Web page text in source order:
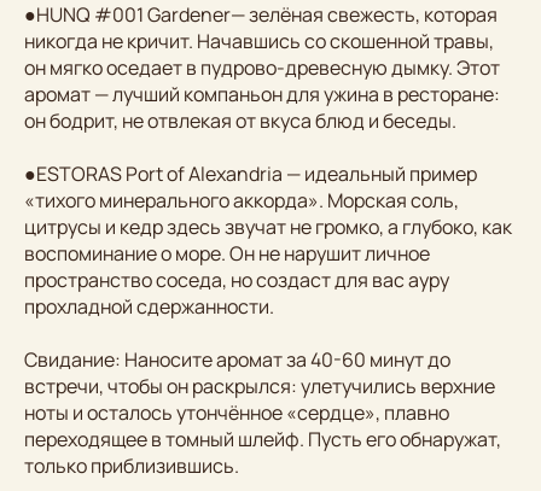
●HUNQ #001 Gardener— зелёная свежесть, которая
никогда не кричит. Начавшись со скошенной травы,
он мягко оседает в пудрово-древесную дымку. Этот
аромат — лучший компаньон для ужина в ресторане:
он бодрит, не отвлекая от вкуса блюд и беседы.
●ESTORAS Port of Alexandria — идеальный пример
«тихого минерального аккорда». Морская соль,
цитрусы и кедр здесь звучат не громко, а глубоко, как
воспоминание о море. Он не нарушит личное
пространство соседа, но создаст для вас ауру
прохладной сдержанности.
Свидание: Наносите аромат за 40-60 минут до
встречи, чтобы он раскрылся: улетучились верхние
ноты и осталось утончённое «сердце», плавно
переходящее в томный шлейф. Пусть его обнаружат,
только приблизившись.